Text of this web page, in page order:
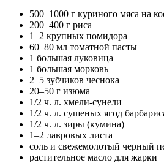
500–1000 г куриного мяса на
200–400 г риса
1–2 крупных помидора
60–80 мл томатной пасты
1 большая луковица
1 большая морковь
2–5 зубчиков чеснока
20–50 г изюма
1/2 ч. л. хмели-сунели
1/2 ч. л. сушеных ягод
1/2 ч. л. зиры (кумина)
1–2 лавровых листа
соль и свежемолотый черный
растительное масло для жарки